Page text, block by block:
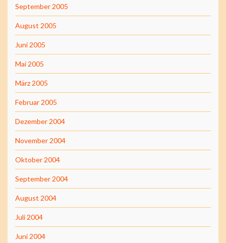
September 2005
August 2005
Juni 2005
Mai 2005
März 2005
Februar 2005
Dezember 2004
November 2004
Oktober 2004
September 2004
August 2004
Juli 2004
Juni 2004